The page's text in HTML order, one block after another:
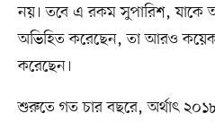
নয়। তবে এ রকম সুপারিশ, যাকে
অভিহিত করেছেন, তা আরও কয়েক
করেছেন।
শুরুতে গত চার বছরে, অর্থাৎ